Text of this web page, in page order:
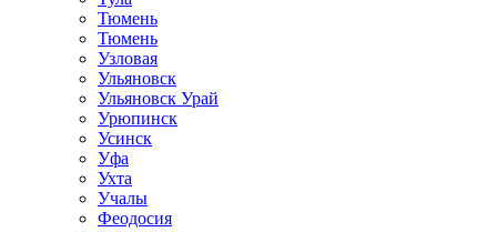
Тюмень
Тюмень
Узловая
Ульяновск
Ульяновск Урай
Урюпинск
Усинск
Уфа
Ухта
Учалы
Феодосия